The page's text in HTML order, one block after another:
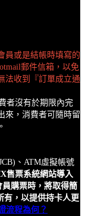
員或是結帳時填寫的
郵件信箱，以免
法收到『訂單成立通
者沒有於期限內完
來，消費者可隨時留
、ATM虛擬帳號
售票系統網站導入
員購票時，將取得簡
有，以提供持卡人更
流程為何？